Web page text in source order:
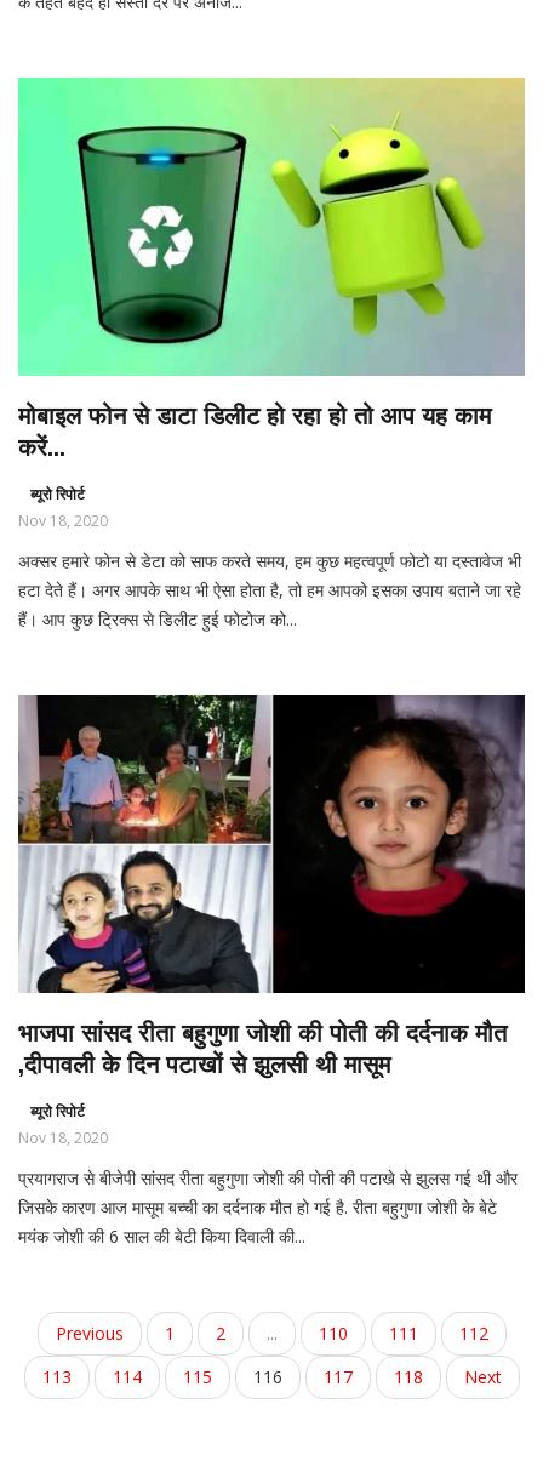
मोबाइल फोन से डाटा डिलीट हो रहा हो तो आप यह काम
करें...
ब्यूरो रिपोर्ट
Nov 18, 2020
अक्सर हमारे फोन से डेटा को साफ करते समय, हम कुछ महत्वपूर्ण फोटो या दस्तावेज भी
हटा देते हैं। अगर आपके साथ भी ऐसा होता है, तो हम आपको इसका उपाय बताने जा रहे
हैं। आप कुछ ट्रिक्स से डिलीट हुई फोटोज को...
भाजपा सांसद रीता बहुगुणा जोशी की पोती की दर्दनाक मौत
,दीपावली के दिन पटाखों से झुलसी थी मासूम
ब्यूरो रिपोर्ट
Nov 18, 2020
प्रयागराज से बीजेपी सांसद रीता बहुगुणा जोशी की पोती की पटाखे से झुलस गई थी और
जिसके कारण आज मासूम बच्ची का दर्दनाक मौत हो गई है. रीता बहुगुणा जोशी के बेटे
मयंक जोशी की 6 साल की बेटी किया दिवाली की...
Previous 1 2 ... 110 111
112
113
114 115 116 117 118 Next